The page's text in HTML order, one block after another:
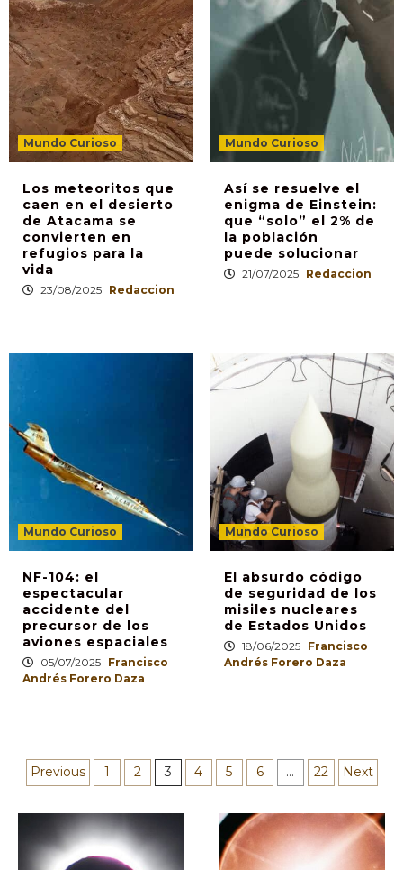
Mundo Curioso
Los meteoritos que
caen en el desierto
de Atacama se
convierten en
refugios para la
vida
23/08/2025 Redaccion
Mundo Curioso
Así se resuelve el
enigma de Einstein:
que “solo” el 2% de
la población
puede solucionar
21/07/2025 Redaccion
Mundo Curioso
NF-104: el
espectacular
accidente del
precursor de los
aviones espaciales
05/07/2025 Francisco
Andrés Forero Daza
Mundo Curioso
El absurdo código
de seguridad de los
misiles nucleares
de Estados Unidos
18/06/2025 Francisco
Andrés Forero Daza
Paginación
de
entradas
Previous 1 2 3 4 5 6 … 22 Next